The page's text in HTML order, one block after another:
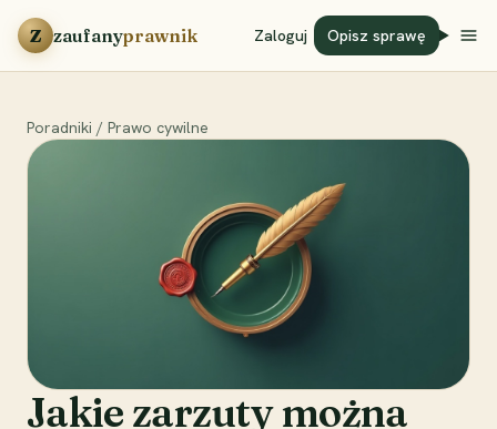
Przejdź do treści
Z zaufanyprawnik Zaloguj Opisz sprawę
Poradniki / Prawo cywilne
Jakie zarzuty można